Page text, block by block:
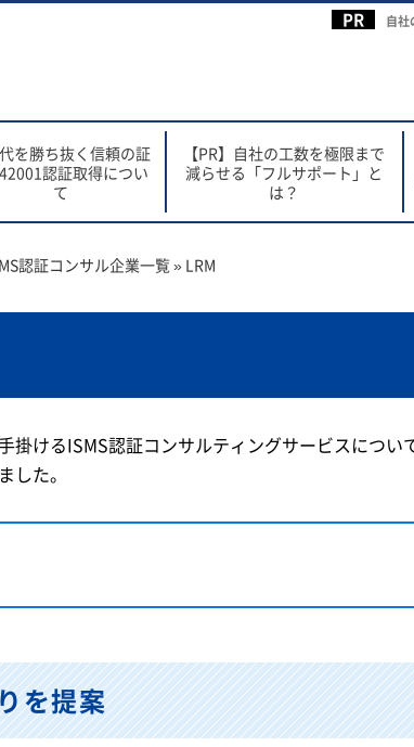
自社
を勝ち抜く信頼の証
認証取得につい
て
【PR】自社の工数を極限まで
減らせる「フルサポート」と
は？
認証コンサル企業一覧» LRM
掛けるISMS認証コンサルティングサービスについ
した。
を提案